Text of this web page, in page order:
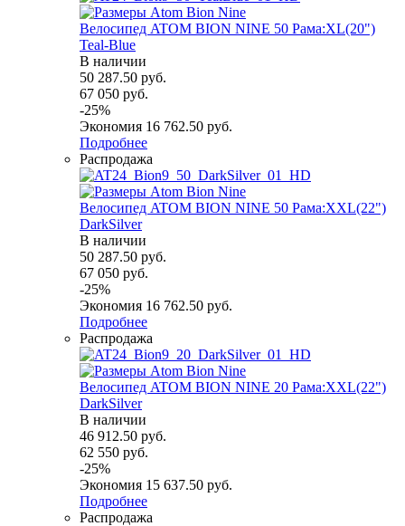
Велосипед ATOM BION NINE 50 Рама:XL(20")
Teal-Blue
В наличии
50 287.50 руб.
67 050 руб.
-25%
Экономия 16 762.50 руб.
Подробнее
Распродажа
Велосипед ATOM BION NINE 50 Рама:XXL(22")
DarkSilver
В наличии
50 287.50 руб.
67 050 руб.
-25%
Экономия 16 762.50 руб.
Подробнее
Распродажа
Велосипед ATOM BION NINE 20 Рама:XXL(22")
DarkSilver
В наличии
46 912.50 руб.
62 550 руб.
-25%
Экономия 15 637.50 руб.
Подробнее
Распродажа